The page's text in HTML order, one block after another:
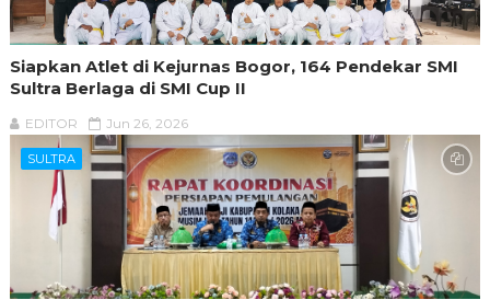
Siapkan Atlet di Kejurnas Bogor, 164 Pendekar SMI
Sultra Berlaga di SMI Cup II
EDITOR Jun 26, 2026
SULTRA